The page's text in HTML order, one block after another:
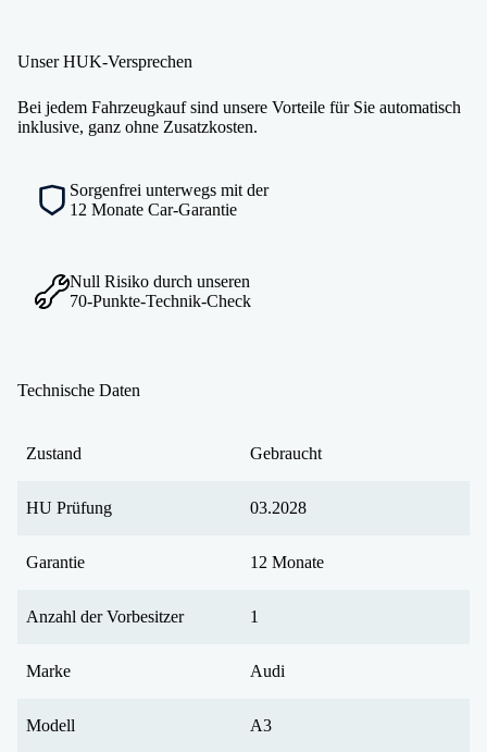
Unser HUK-Versprechen
Bei jedem Fahrzeugkauf sind unsere Vorteile für Sie automatisch
inklusive, ganz ohne Zusatzkosten.
Sorgenfrei unterwegs mit der
12 Monate Car-Garantie
Null Risiko durch unseren
70-Punkte-Technik-Check
Technische Daten
Zustand Gebraucht
HU Prüfung 03.2028
Garantie 12 Monate
Anzahl der Vorbesitzer 1
Marke Audi
Modell A3